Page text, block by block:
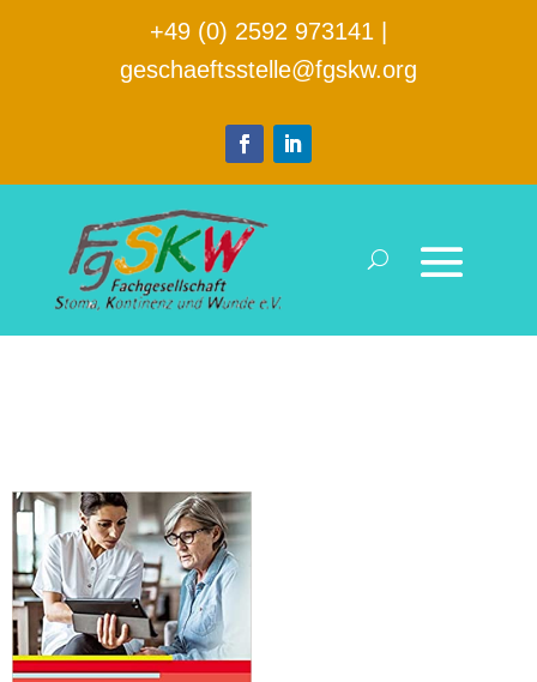
+49 (0) 2592 973141
geschaeftsstelle@fgskw.org